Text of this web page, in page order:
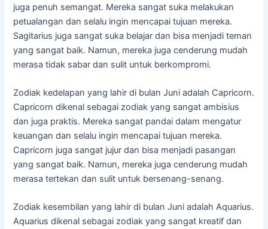
juga penuh semangat. Mereka sangat suka melakukan
petualangan dan selalu ingin mencapai tujuan mereka.
Sagitarius juga sangat suka belajar dan bisa menjadi teman
yang sangat baik. Namun, mereka juga cenderung mudah
merasa tidak sabar dan sulit untuk berkompromi.
Zodiak kedelapan yang lahir di bulan Juni adalah Capricorn.
Capricorn dikenal sebagai zodiak yang sangat ambisius
dan juga praktis. Mereka sangat pandai dalam mengatur
keuangan dan selalu ingin mencapai tujuan mereka.
Capricorn juga sangat jujur ​​dan bisa menjadi pasangan
yang sangat baik. Namun, mereka juga cenderung mudah
merasa tertekan dan sulit untuk bersenang-senang.
Zodiak kesembilan yang lahir di bulan Juni adalah Aquarius.
Aquarius dikenal sebagai zodiak yang sangat kreatif dan